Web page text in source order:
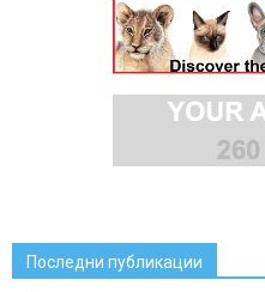
Последни публикации